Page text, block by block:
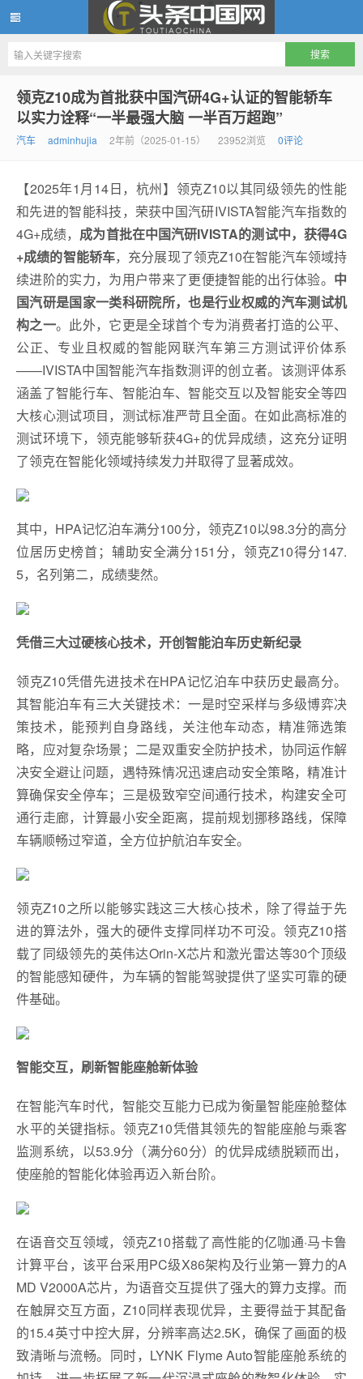
头条中国网
领克Z10成为首批获中国汽研4G+认证的智能轿车
以实力诠释“一半最强大脑 一半百万超跑”
汽车 adminhujia 2年前（2025-01-15） 23952浏览 0评论
【2025年1月14日，杭州】领克Z10以其同级领先的性能
和先进的智能科技，荣获中国汽研IVISTA智能汽车指数的
4G+成绩， 成为首批在中国汽研IVISTA的测试中，获得4G
+成绩的智能轿车，充分展现了领克Z10在智能汽车领域持
续进阶的实力，为用户带来了更便捷智能的出行体验。 中
国汽研是国家一类科研院所，也是行业权威的汽车测试机
构之一。此外，它更是全球首个专为消费者打造的公平、
公正、专业且权威的智能网联汽车第三方测试评价体系
——IVISTA中国智能汽车指数测评的创立者。该测评体系
涵盖了智能行车、智能泊车、智能交互以及智能安全等四
大核心测试项目，测试标准严苛且全面。在如此高标准的
测试环境下，领克能够斩获4G+的优异成绩，这充分证明
了领克在智能化领域持续发力并取得了显著成效。
其中，HPA记忆泊车满分100分，领克Z10以98.3分的高分
位居历史榜首；辅助安全满分151分，领克Z10得分147.
5，名列第二，成绩斐然。
凭借三大过硬核心技术，开创智能泊车历史新纪录
领克Z10凭借先进技术在HPA记忆泊车中获历史最高分。
其智能泊车有三大关键技术：一是时空采样与多级博弈决
策技术，能预判自身路线，关注他车动态，精准筛选策
略，应对复杂场景；二是双重安全防护技术，协同运作解
决安全避让问题，遇特殊情况迅速启动安全策略，精准计
算确保安全停车；三是极致窄空间通行技术，构建安全可
通行走廊，计算最小安全距离，提前规划挪移路线，保障
车辆顺畅过窄道，全方位护航泊车安全。
领克Z10之所以能够实践这三大核心技术，除了得益于先
进的算法外，强大的硬件支撑同样功不可没。领克Z10搭
载了同级领先的英伟达Orin-X芯片和激光雷达等30个顶级
的智能感知硬件，为车辆的智能驾驶提供了坚实可靠的硬
件基础。
智能交互，刷新智能座舱新体验
在智能汽车时代，智能交互能力已成为衡量智能座舱整体
水平的关键指标。领克Z10凭借其领先的智能座舱与乘客
监测系统，以53.9分（满分60分）的优异成绩脱颖而出，
使座舱的智能化体验再迈入新台阶。
在语音交互领域，领克Z10搭载了高性能的亿咖通·马卡鲁
计算平台，该平台采用PC级X86架构及行业第一算力的A
MD V2000A芯片，为语音交互提供了强大的算力支撑。而
在触屏交互方面，Z10同样表现优异，主要得益于其配备
的15.4英寸中控大屏，分辨率高达2.5K，确保了画面的极
致清晰与流畅。同时，LYNK Flyme Auto智能座舱系统的